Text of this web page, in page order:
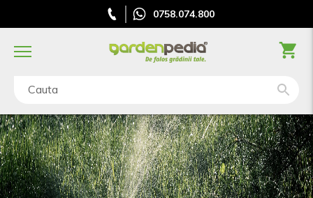
0758.074.800
Cauta